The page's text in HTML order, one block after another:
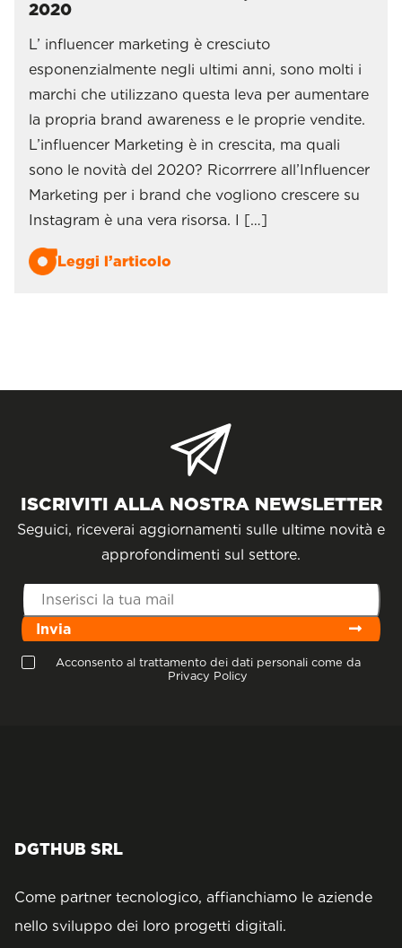
2020
L’ influencer marketing è cresciuto
esponenzialmente negli ultimi anni, sono molti i
marchi che utilizzano questa leva per aumentare
la propria brand awareness e le proprie vendite.
L’influencer Marketing è in crescita, ma quali
sono le novità del 2020? Ricorrrere all’Influencer
Marketing per i brand che vogliono crescere su
Instagram è una vera risorsa. I […]
Leggi l’articolo
ISCRIVITI ALLA NOSTRA NEWSLETTER
Seguici, riceverai aggiornamenti sulle ultime novità e
approfondimenti sul settore.
Invia
Acconsento al trattamento dei dati personali come da
Privacy Policy
DGTHUB SRL
Come partner tecnologico, affianchiamo le aziende
nello sviluppo dei loro progetti digitali.